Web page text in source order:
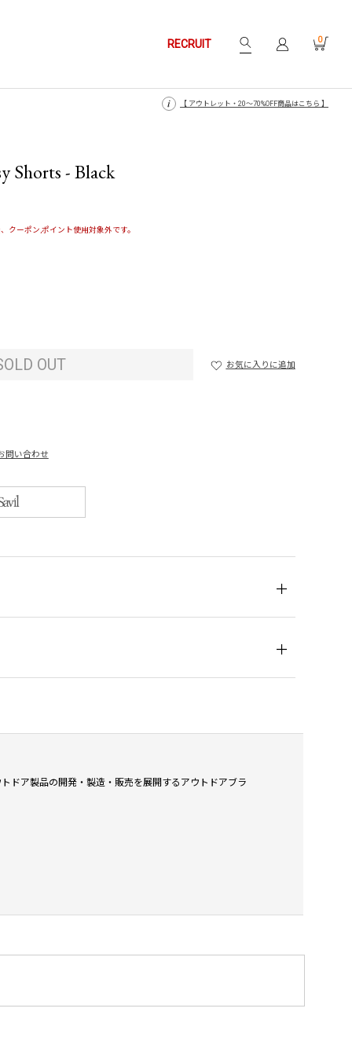
RECRUIT 0
【 月〜金14時、土日祝12時までにご注文で当日発送・発送無休 】
【 アウトレット・20〜70%OFF商品はこちら 】
【 月〜金14時、土日祝12時までにご注文で当日発送・発送無休 】
【 アウトレット・20〜70%OFF商品はこちら 】
Shorts - Black
クーポン,ポイント使用対象外です。
OUT お気に入りに追加
問い合わせ
ドア製品の開発・製造・販売を展開するアウトドアブラ